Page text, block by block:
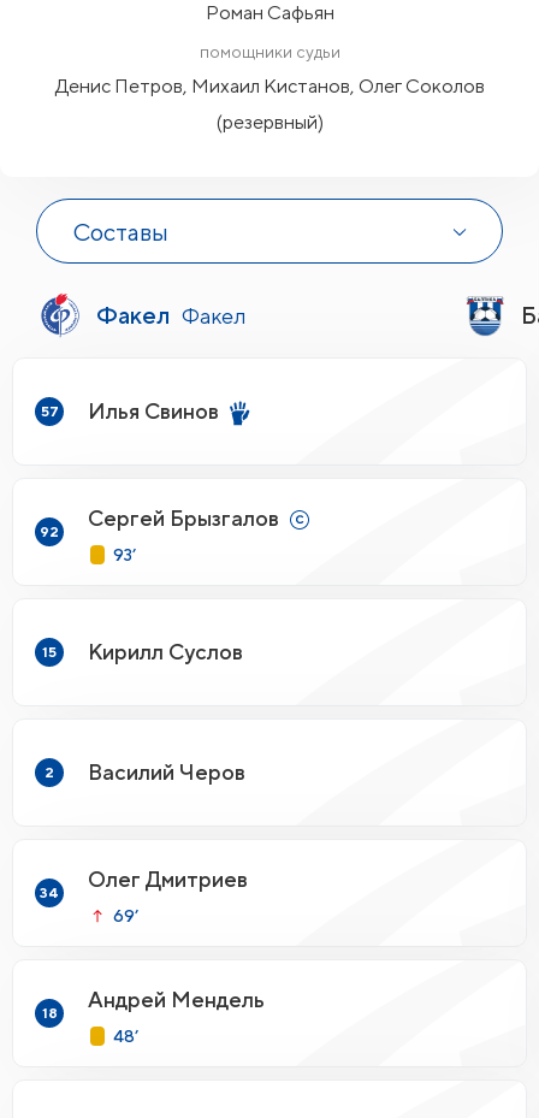
Роман Сафьян
помощники судьи
Денис Петров, Михаил Кистанов, Олег Соколов
(резервный)
Составы
Факел Факел
57 Илья Свинов
92
Сергей Брызгалов
93’
15 Кирилл Суслов
2 Василий Черов
34
Олег Дмитриев
69’
18
Андрей Мендель
48’